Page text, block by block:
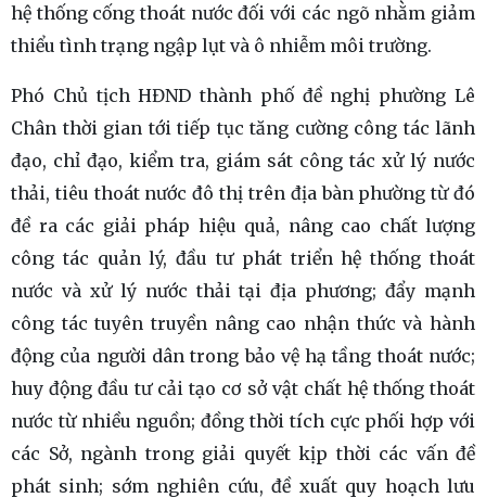
hệ thống cống thoát nước đối với các ngõ nhằm giảm
thiểu tình trạng ngập lụt và ô nhiễm môi trường.
Phó Chủ tịch HĐND thành phố đề nghị phường Lê
Chân thời gian tới tiếp tục tăng cường công tác lãnh
đạo, chỉ đạo, kiểm tra, giám sát công tác xử lý nước
thải, tiêu thoát nước đô thị trên địa bàn phường từ đó
đề ra các giải pháp hiệu quả, nâng cao chất lượng
công tác quản lý, đầu tư phát triển hệ thống thoát
nước và xử lý nước thải tại địa phương; đẩy mạnh
công tác tuyên truyền nâng cao nhận thức và hành
động của người dân trong bảo vệ hạ tầng thoát nước;
huy động đầu tư cải tạo cơ sở vật chất hệ thống thoát
nước từ nhiều nguồn; đồng thời tích cực phối hợp với
các Sở, ngành trong giải quyết kịp thời các vấn đề
phát sinh; sớm nghiên cứu, đề xuất quy hoạch lưu